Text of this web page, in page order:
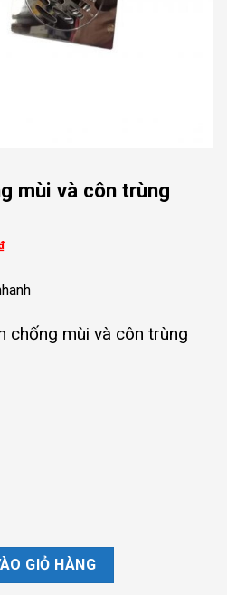
mùi và côn trùng
Giá
là:
chống mùi và côn trùng
trùng AQ02 số lượng
GIỎ HÀNG